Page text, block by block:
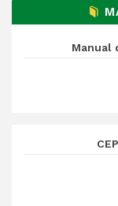
Manual